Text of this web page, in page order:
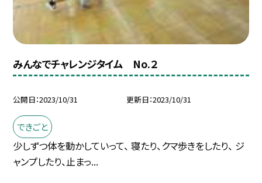
みんなでチャレンジタイム No.２
公開日 2023/10/31 更新日 2023/10/31
できごと
少しずつ体を動かしていって、 寝たり、クマ歩きをしたり、 ジ
ャンプしたり、止まっ...